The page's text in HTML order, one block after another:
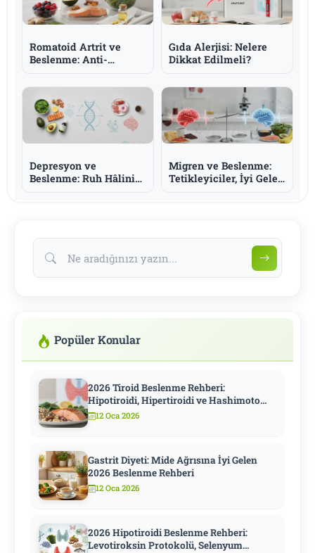
Romatoid Artrit ve
Beslenme: Anti-
ve Omega-3
Gıda Alerjisi: Nelere
Dikkat Edilmeli?
Depresyon ve
Beslenme: Ruh Hâlini
Migren ve Beslenme:
Tetikleyiciler, İyi Gelen
Popüler Konular
2026 Tiroid Beslenme Rehberi:
Hipotiroidi, Hipertiroidi ve Hashimoto
İçin Kapsamlı Diyet
12 Oca 2026
Gastrit Diyeti: Mide Ağrısına İyi Gelen
2026 Beslenme Rehberi
12 Oca 2026
2026 Hipotiroidi Beslenme Rehberi:
Levotiroksin Protokolü, Selenyum